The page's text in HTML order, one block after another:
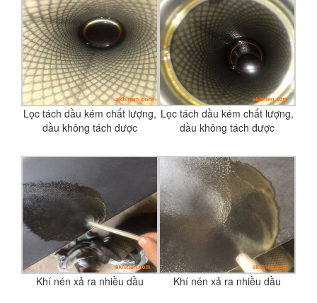
Lọc tách dầu kém chất lượng,
dầu không tách được
Lọc tách dầu kém chất lượng,
dầu không tách được
Khí nén xả ra nhiều dầu Khí nén xả ra nhiều dầu